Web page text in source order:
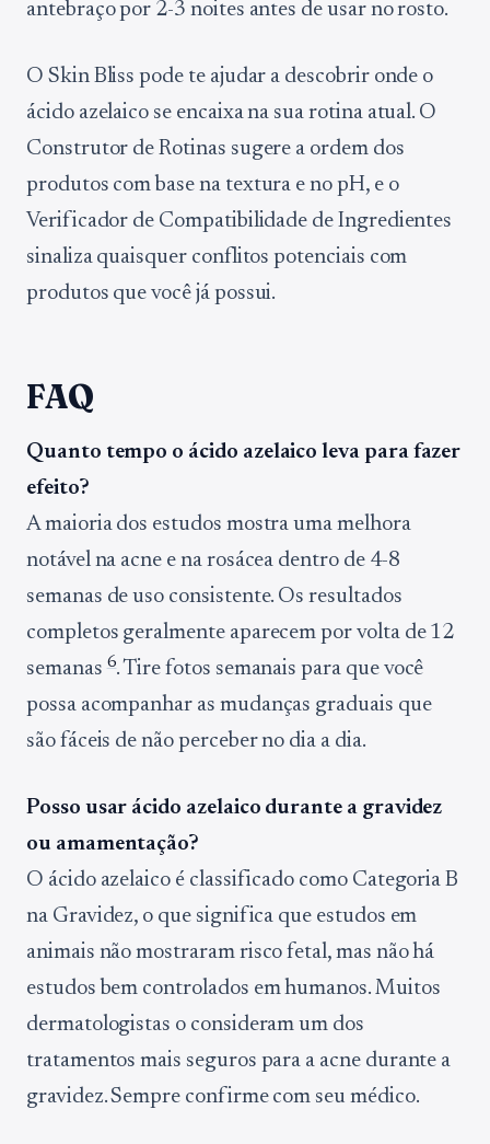
antebraço por 2-3 noites antes de usar no rosto.
O Skin Bliss pode te ajudar a descobrir onde o
ácido azelaico se encaixa na sua rotina atual. O
Construtor de Rotinas sugere a ordem dos
produtos com base na textura e no pH, e o
Verificador de Compatibilidade de Ingredientes
sinaliza quaisquer conflitos potenciais com
produtos que você já possui.
FAQ
Quanto tempo o ácido azelaico leva para fazer
efeito?
A maioria dos estudos mostra uma melhora
notável na acne e na rosácea dentro de 4-8
semanas de uso consistente. Os resultados
completos geralmente aparecem por volta de 12
semanas 6. Tire fotos semanais para que você
possa acompanhar as mudanças graduais que
são fáceis de não perceber no dia a dia.
Posso usar ácido azelaico durante a gravidez
ou amamentação?
O ácido azelaico é classificado como Categoria B
na Gravidez, o que significa que estudos em
animais não mostraram risco fetal, mas não há
estudos bem controlados em humanos. Muitos
dermatologistas o consideram um dos
tratamentos mais seguros para a acne durante a
gravidez. Sempre confirme com seu médico.